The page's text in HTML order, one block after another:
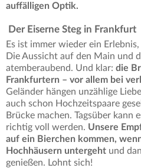
auffälligen Optik.
Der Eiserne Steg in Frankfurt
Es ist immer wieder ein
Die Aussicht auf den Main und
atemberaubend. Und klar: die
Frankfurtern – vor allem bei
Geländer hängen unzählige
auch schon Hochzeitspaare
Brücke machen. Tagsüber kann
richtig voll werden. Unsere
auf ein Bierchen kommen,
Hochhäusern untergeht und
genießen. Lohnt sich!